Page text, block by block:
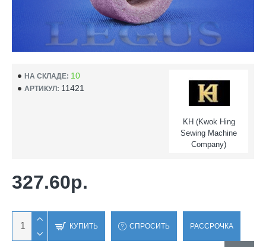
НА СКЛАДЕ: 10
АРТИКУЛ: 11421
KH (Kwok Hing
Sewing Machine
Company)
327.60р.
КУПИТЬ СПРОСИТЬ РАССРОЧКА